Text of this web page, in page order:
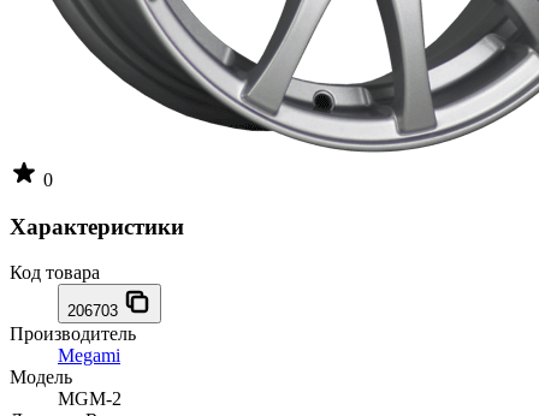
0
Характеристики
Код товара
206703
Производитель
Megami
Модель
MGM-2